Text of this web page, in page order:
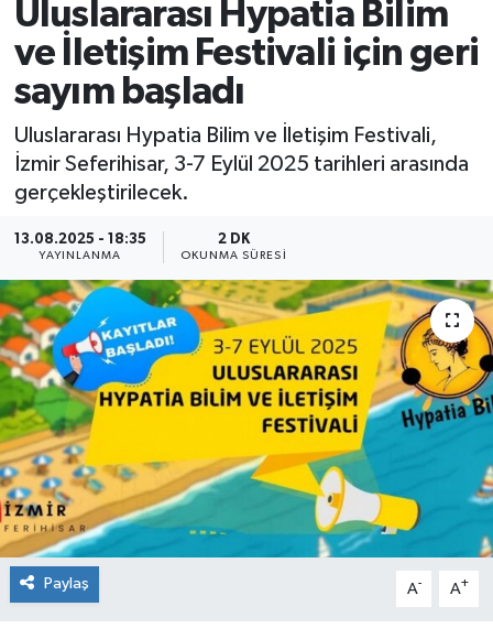
Uluslararası Hypatia Bilim
ve İletişim Festivali için geri
sayım başladı
Uluslararası Hypatia Bilim ve İletişim Festivali,
İzmir Seferihisar, 3-7 Eylül 2025 tarihleri arasında
gerçekleştirilecek.
13.08.2025 - 18:35
YAYINLANMA
2 DK
OKUNMA SÜRESI
Paylaş A- A+
Son Dakika Haberleri
Haber Arşivi